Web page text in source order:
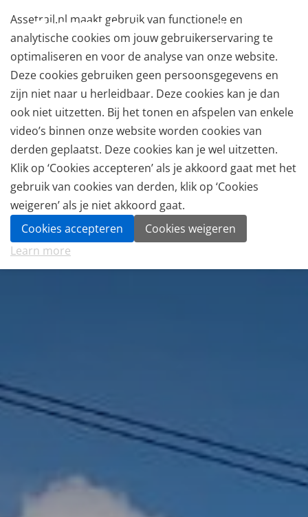
Assetrail.nl maakt gebruik van functionele en
analytische cookies om jouw gebruikerservaring te
optimaliseren en voor de analyse van onze website.
Deze cookies gebruiken geen persoonsgegevens en
zijn niet naar u herleidbaar. Deze cookies kan je dan
ook niet uitzetten. Bij het tonen en afspelen van enkele
video’s binnen onze website worden cookies van
derden geplaatst. Deze cookies kan je wel uitzetten.
Klik op ‘Cookies accepteren’ als je akkoord gaat met het
gebruik van cookies van derden, klik op ‘Cookies
weigeren’ als je niet akkoord gaat.
Cookies accepteren
Cookies weigeren
Learn more